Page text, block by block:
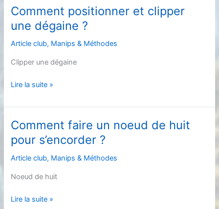
moulinette
en
extérieur
?
Comment positionner et clipper
une dégaine ?
Article club, Manips & Méthodes
Clipper une dégaine
Comment
et
clipper
une
dégaine
?
Lire la suite »
Comment faire un noeud de huit
pour s’encorder ?
Article club, Manips & Méthodes
Noeud de huit
Comment
Lire la suite »